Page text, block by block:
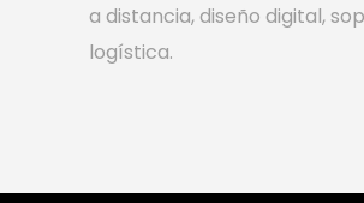
a distancia, diseño digital,
logística.